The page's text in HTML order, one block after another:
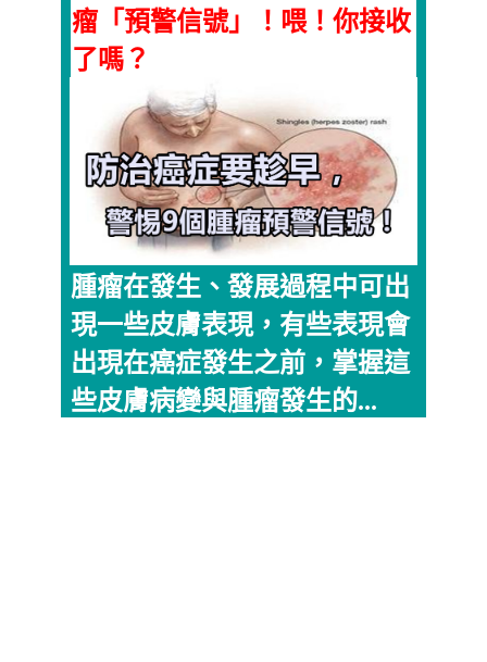
瘤「預警信號」！喂！你接收
了嗎？
腫瘤在發生、發展過程中可出
現一些皮膚表現，有些表現會
出現在癌症發生之前，掌握這
些皮膚病變與腫瘤發生的...